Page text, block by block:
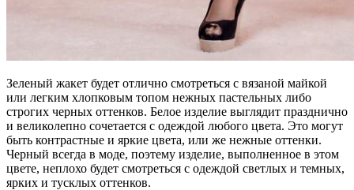
Зеленый жакет будет отлично смотреться с вязаной майкой
или легким хлопковым топом нежных пастельных либо
строгих черных оттенков. Белое изделие выглядит празднично
и великолепно сочетается с одеждой любого цвета. Это могут
быть контрастные и яркие цвета, или же нежные оттенки.
Черный всегда в моде, поэтему изделие, выполненное в этом
цвете, неплохо будет смотреться с одеждой светлых и темных,
ярких и тусклых оттенков.